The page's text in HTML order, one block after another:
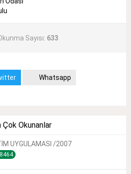
Sayısı: 633
Whatsapp
Çok Okunanlar
UYGULAMASI /2007